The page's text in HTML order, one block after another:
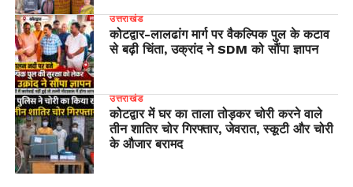
उत्तराखंड
​कोटद्वार-लालढांग मार्ग पर वैकल्पिक पुल के कटाव
से बढ़ी चिंता, उक्रांद ने SDM को सौंपा ज्ञापन
उत्तराखंड
कोटद्वार में घर का ताला तोड़कर चोरी करने वाले
तीन शातिर चोर गिरफ्तार, जेवरात, स्कूटी और चोरी
के औजार बरामद